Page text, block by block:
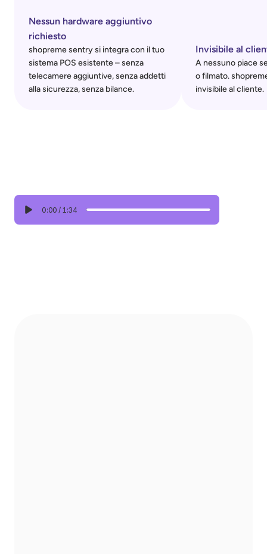
Nessun hardware aggiuntivo
richiesto
shopreme sentry si integra con il tuo
sistema POS esistente – senza
telecamere aggiuntive, senza addetti
alla sicurezza, senza bilance.
Invisibile al
A nessuno piace
o filmato.
invisibile al cliente.
0:00 / 1:34